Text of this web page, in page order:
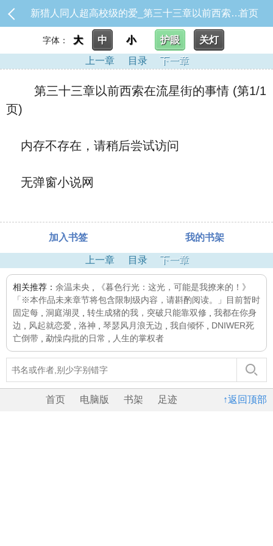
新猎人同人超高校级的爱_第三十三章以前西索在流星街的事情首页
字体： 大 中 小 护眼
关灯
上一章
目录 下一章
第三十三章以前西索在流星街的事情 (第1/1
页)
内存不存在，请稍后尝试访问
无弹窗小说网
加入书签 我的书架
上一章 目录 下一章
相关推荐： 余温未央
《暮色行光：这光，可能是我撩来的！》
「※本作品未来章节将包含限制级内容，请斟酌阅读。」目前暂时
固定每
洞庭湖灵 转生成猪的我，突破只能靠双修
我都在你身
边
风起就恋爱 洛神 琴瑟风月浪无边 我自倾怀
DNIWER死
亡倒带
勐懆禸批的日常 人生的掌权者
↑返回顶部
首页 电脑版 书架 足迹